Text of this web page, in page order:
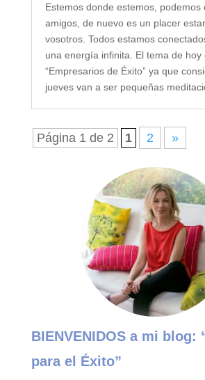
Estemos donde estemos, podemos
amigos, de nuevo es un placer
vosotros. Todos estamos
una energía infinita. El tema de hoy
“Empresarios de Éxito” ya que
jueves van a ser pequeñas
Página 1 de 2 1 2 »
BIENVENIDOS a mi blog:
para el Éxito”